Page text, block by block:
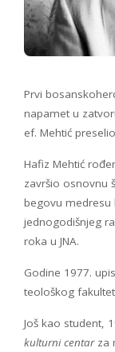
Prvi
napamet u
ef. Mehtić
Hafiz Mehtić
završio osnovnu
begovu medresu
jednogodišnjeg
roka u JNA.
Godine 1977.
teološkog
Još kao student,
kulturni centar za